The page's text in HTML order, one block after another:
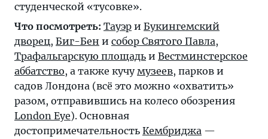
студенческой «тусовке».
Что посмотреть: Тауэр и Букингемский
дворец, Биг-Бен и собор Святого Павла,
Трафальгарскую площадь и Вестминстерское
аббатство, а также кучумузеев, парков и
садов Лондона (всё это можно «охватить»
разом, отправившись на колесо обозрения
London Eye). Основная
достопримечательность Кембриджа —